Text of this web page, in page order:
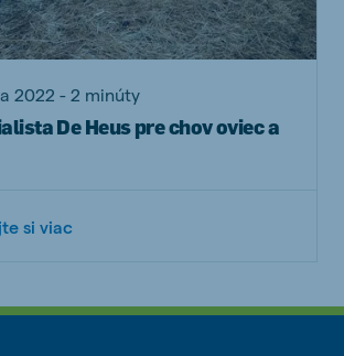
2022 - 2 minúty
De Heus pre chov oviec a
si viac